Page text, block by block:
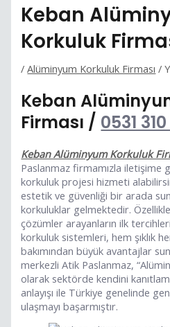
Keban
Korkuluk
/Alüminyum Korkuluk Firması /
Keban
Firması / 0531
Keban Alüminyum Korkuluk
Paslanmaz firmamızla iletişime
korkuluk projesi hizmeti
estetik ve güvenliği bir arada
korkuluklar gelmektedir.
çözümler arayanların ilk
korkuluk sistemleri, hem şıklık
bakımından büyük avantajlar
merkezli Atik Paslanmaz,
olarak sektörde kendini
anlayışı ile Türkiye genelinde
ulaşmayı başarmıştır.